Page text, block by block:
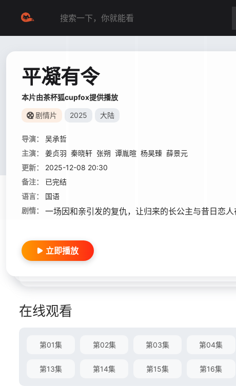
平凝有令
本片由茶杯狐cupfox提供播放
剧情片 2025 大陆
导演：
吴承哲
主演：
姜贞羽 秦晓轩 张朔 谭胤暄 杨昊臻 薛景元
更新：
2025-12-08 20:30
备注：
已完结
语言：
国语
剧情：
一场因和亲引发的复仇，让归来的长公主与昔日恋
立即播放
在线观看
第01集 第02集 第03集 第04集
第13集 第14集 第15集 第16集